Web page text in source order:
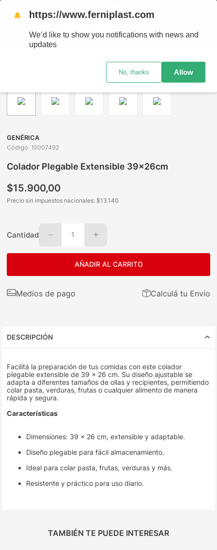
GENÉRICA
Código: 10007492
Colador Plegable Extensible 39x26cm
$15.900,00
Precio sin impuestos nacionales: $13.140
Cantidad 1
AÑADIR AL CARRITO
Medios de pago Calculá tu Envío
DESCRIPCIÓN
Facilitá la preparación de tus comidas con este colador
plegable extensible de 39 x 26 cm. Su diseño ajustable se
adapta a diferentes tamaños de ollas y recipientes, permitiendo
colar pasta, verduras, frutas o cualquier alimento de manera
rápida y segura.
Características
Dimensiones: 39 x 26 cm, extensible y adaptable.
Diseño plegable para fácil almacenamiento.
Ideal para colar pasta, frutas, verduras y más.
Resistente y práctico para uso diario.
TAMBIÉN TE PUEDE INTERESAR
🔔 https://www.ferniplast.com
We’d like to show you notifications with news and
updates
No, thanks Allow